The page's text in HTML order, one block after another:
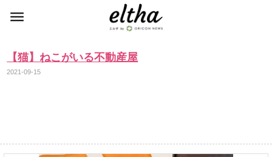
【猫】ねこがいる不動産屋
2021-09-15